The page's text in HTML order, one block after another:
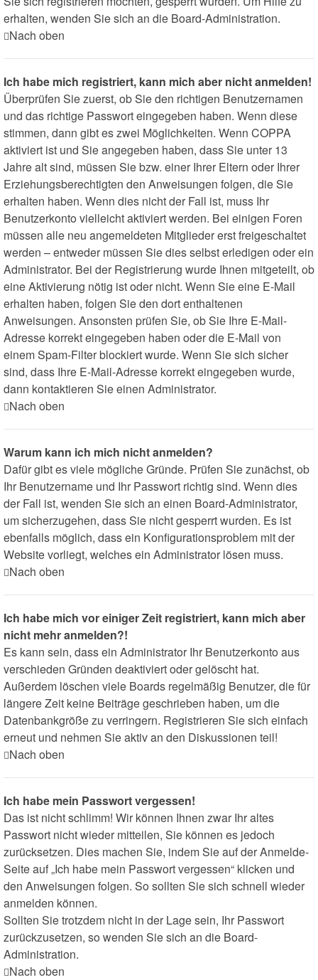
erhalten, wenden Sie sich an die Board-Administration.
Nach oben
Ich habe mich registriert, kann mich aber nicht anmelden!
Überprüfen Sie zuerst, ob Sie den richtigen Benutzernamen
und das richtige Passwort eingegeben haben. Wenn diese
stimmen, dann gibt es zwei Möglichkeiten. Wenn COPPA
aktiviert ist und Sie angegeben haben, dass Sie unter 13
Jahre alt sind, müssen Sie bzw. einer Ihrer Eltern oder Ihrer
Erziehungsberechtigten den Anweisungen folgen, die Sie
erhalten haben. Wenn dies nicht der Fall ist, muss Ihr
Benutzerkonto vielleicht aktiviert werden. Bei einigen Foren
müssen alle neu angemeldeten Mitglieder erst freigeschaltet
werden – entweder müssen Sie dies selbst erledigen oder ein
Administrator. Bei der Registrierung wurde Ihnen mitgeteilt, ob
eine Aktivierung nötig ist oder nicht. Wenn Sie eine E-Mail
erhalten haben, folgen Sie den dort enthaltenen
Anweisungen. Ansonsten prüfen Sie, ob Sie Ihre E-Mail-
Adresse korrekt eingegeben haben oder die E-Mail von
einem Spam-Filter blockiert wurde. Wenn Sie sich sicher
sind, dass Ihre E-Mail-Adresse korrekt eingegeben wurde,
dann kontaktieren Sie einen Administrator.
Nach oben
Warum kann ich mich nicht anmelden?
Dafür gibt es viele mögliche Gründe. Prüfen Sie zunächst, ob
Ihr Benutzername und Ihr Passwort richtig sind. Wenn dies
der Fall ist, wenden Sie sich an einen Board-Administrator,
um sicherzugehen, dass Sie nicht gesperrt wurden. Es ist
ebenfalls möglich, dass ein Konfigurationsproblem mit der
Website vorliegt, welches ein Administrator lösen muss.
Nach oben
Ich habe mich vor einiger Zeit registriert, kann mich aber
nicht mehr anmelden?!
Es kann sein, dass ein Administrator Ihr Benutzerkonto aus
verschieden Gründen deaktiviert oder gelöscht hat.
Außerdem löschen viele Boards regelmäßig Benutzer, die für
längere Zeit keine Beiträge geschrieben haben, um die
Datenbankgröße zu verringern. Registrieren Sie sich einfach
erneut und nehmen Sie aktiv an den Diskussionen teil!
Nach oben
Ich habe mein Passwort vergessen!
Das ist nicht schlimm! Wir können Ihnen zwar Ihr altes
Passwort nicht wieder mitteilen, Sie können es jedoch
zurücksetzen. Dies machen Sie, indem Sie auf der Anmelde-
Seite auf „Ich habe mein Passwort vergessen“ klicken und
den Anweisungen folgen. So sollten Sie sich schnell wieder
anmelden können.
Sollten Sie trotzdem nicht in der Lage sein, Ihr Passwort
zurückzusetzen, so wenden Sie sich an die Board-
Administration.
Nach oben